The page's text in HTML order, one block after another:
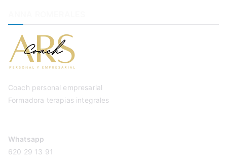
Coach personal empresarial
Formadora terapias integrales
Whatsapp
620 29 13 91